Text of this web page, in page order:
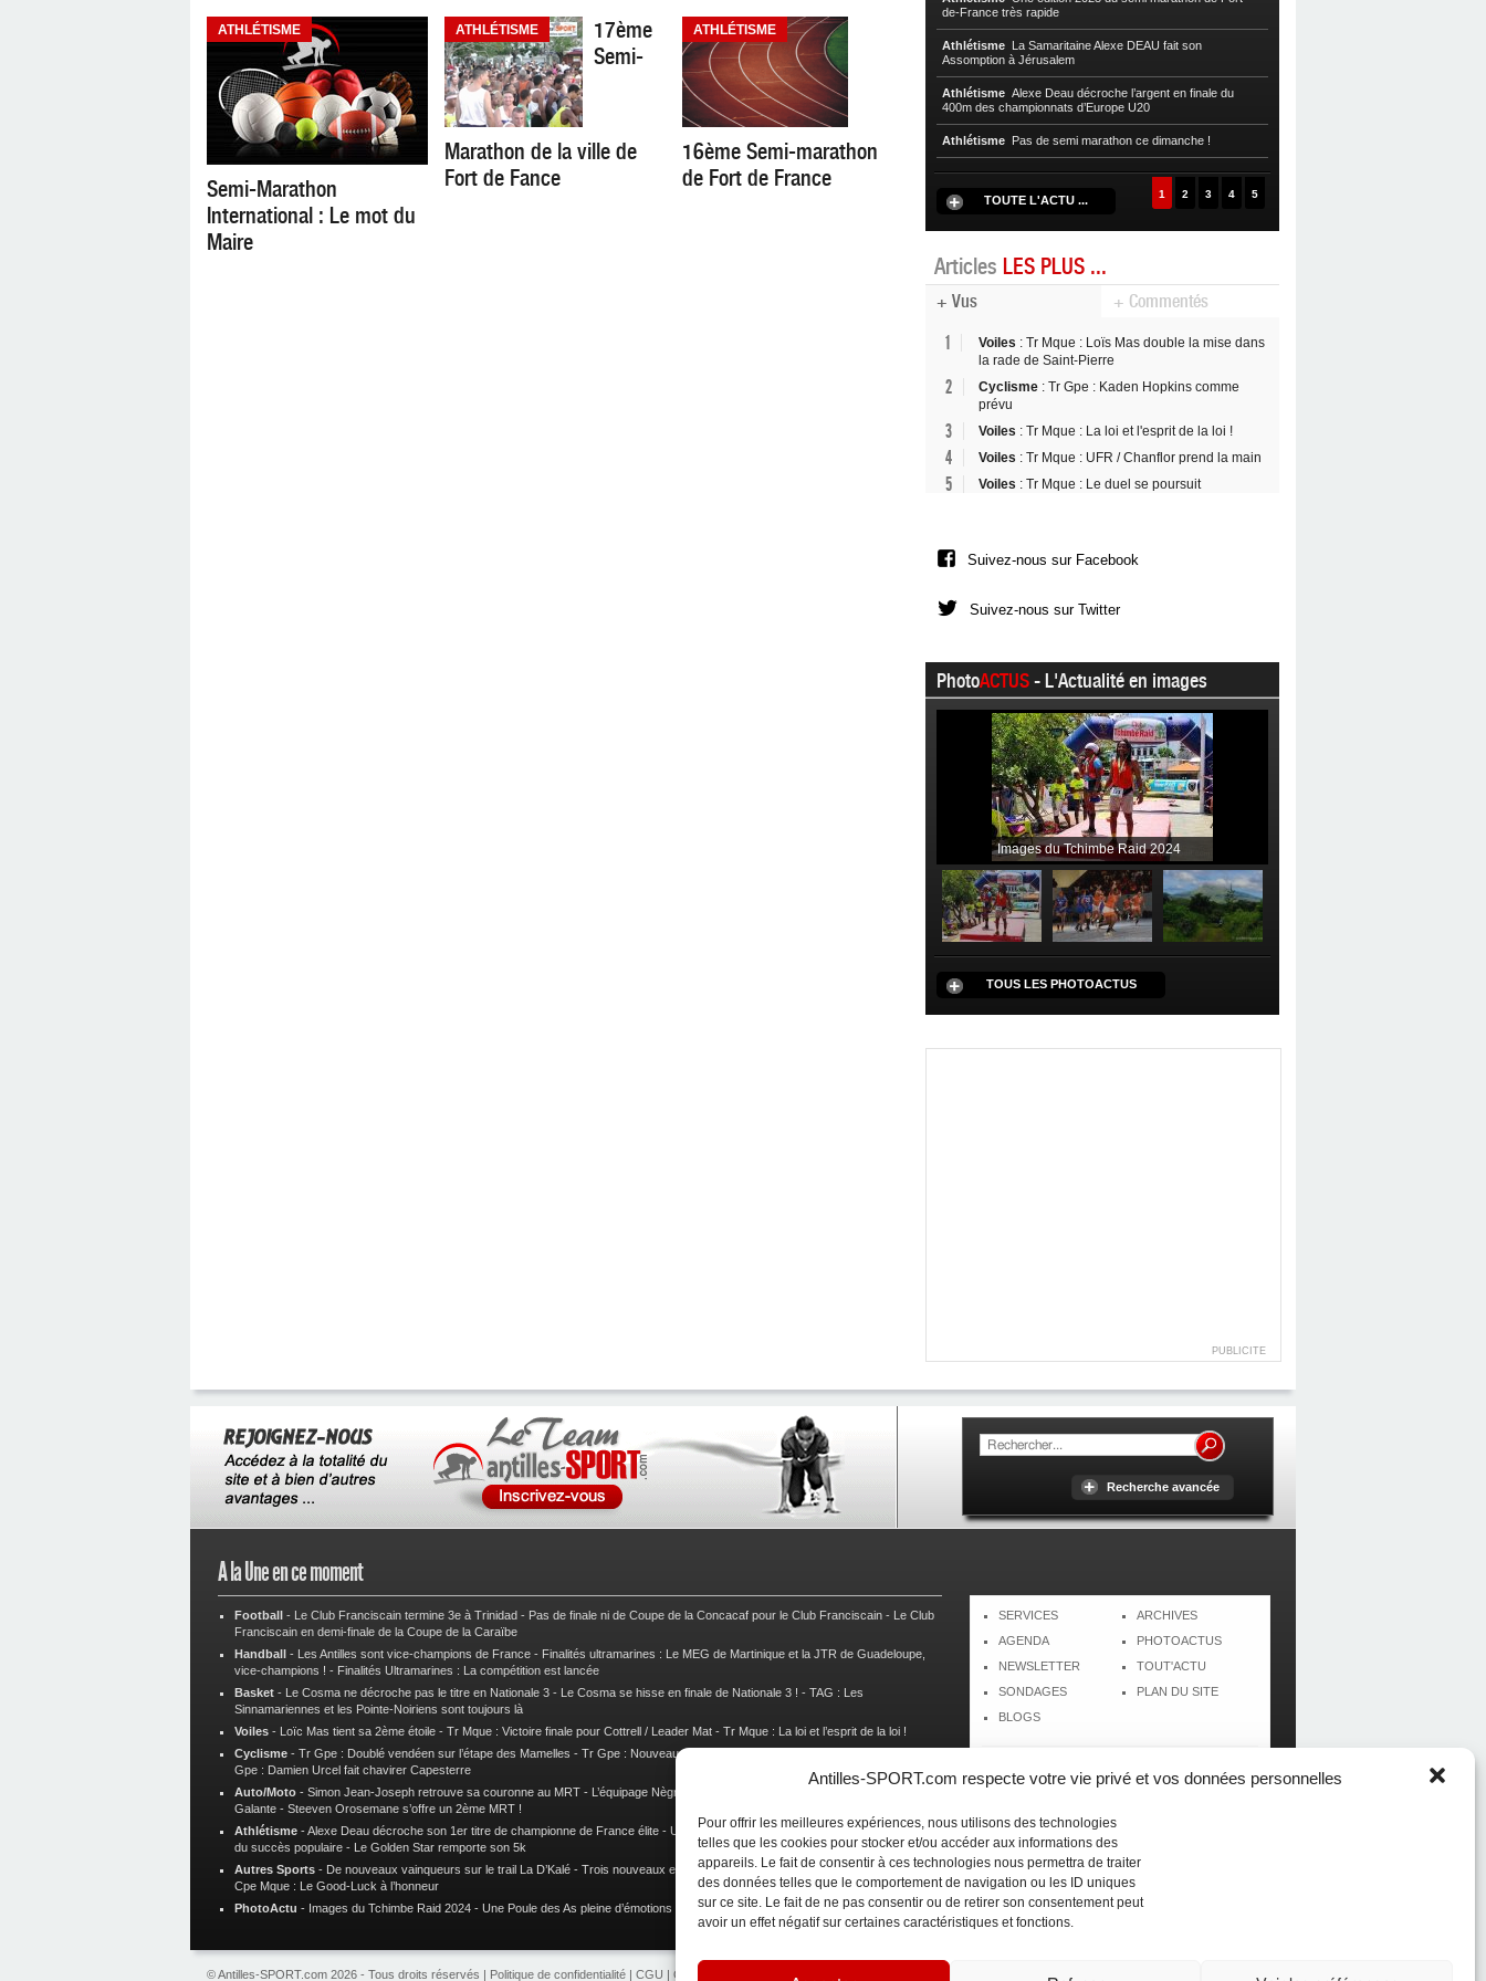
Antilles-SPORT.com respecte votre vie privé et vos données personnelles
Pour offrir les meilleures expériences, nous utilisons des technologies
telles que les cookies pour stocker et/ou accéder aux informations des
appareils. Le fait de consentir à ces technologies nous permettra de traiter
des données telles que le comportement de navigation ou les ID uniques
sur ce site. Le fait de ne pas consentir ou de retirer son consentement peut
avoir un effet négatif sur certaines caractéristiques et fonctions.
ATHLÉTISME
Semi-Marathon
International : Le mot du
Maire
ATHLÉTISME
17ème
Semi-
Marathon de la ville de
Fort de Fance
ATHLÉTISME
16ème Semi-marathon
de Fort de France
de-France très rapide
Athlétisme La Samaritaine Alexe DEAU fait son
Assomption à Jérusalem
Athlétisme Alexe Deau décroche l’argent en finale du
400m des championnats d’Europe U20
Athlétisme Pas de semi marathon ce dimanche !
TOUTE L'ACTU ... 1 2 3 4 5
Articles LES PLUS ...
+ Vus + Commentés
1 Voiles : Tr Mque : Loïs Mas double la mise dans
la rade de Saint-Pierre
2 Cyclisme : Tr Gpe : Kaden Hopkins comme
prévu
3 Voiles : Tr Mque : La loi et l'esprit de la loi !
4 Voiles : Tr Mque : UFR / Chanflor prend la main
5 Voiles : Tr Mque : Le duel se poursuit
Suivez-nous sur Facebook
Suivez-nous sur Twitter
PhotoACTUS- L'Actualité en images
Images du Tchimbe Raid 2024
TOUS LES PHOTOACTUS
PUBLICITE
Recherche avancée
A la Une en ce moment
Football - Le Club Franciscain termine 3e à Trinidad - Pas de finale ni de Coupe de la Concacaf pour le Club Franciscain - Le Club
Franciscain en demi-finale de la Coupe de la Caraïbe
Handball - Les Antilles sont vice-champions de France - Finalités ultramarines : Le MEG de Martinique et la JTR de Guadeloupe,
vice-champions ! - Finalités Ultramarines : La compétition est lancée
Basket - Le Cosma ne décroche pas le titre en Nationale 3 - Le Cosma se hisse en finale de Nationale 3 ! - TAG : Les
Sinnamariennes et les Pointe-Noiriens sont toujours là
Voiles - Loïc Mas tient sa 2ème étoile - Tr Mque : Victoire finale pour Cottrell / Leader Mat - Tr Mque : La loi et l’esprit de la loi !
Cyclisme - Tr Gpe : Doublé vendéen sur l’étape des Mamelles - Tr Gpe : Nouveau changement de leader, Damien Urcel out
Gpe : Damien Urcel fait chavirer Capesterre
Auto/Moto - Simon Jean-Joseph retrouve sa couronne au MRT - L’équipage Nègre – Gérard remporte le 9e rallye du Pays Marie-
Galante - Steeven Orosemane s’offre un 2ème MRT !
Athlétisme -Alexe Deau décroche son 1er titre de championne de France élite - Un semi marathon sous le signe de la chaleur et
du succès populaire - Le Golden Star remporte son 5k
Autres Sports - De nouveaux vainqueurs sur le trail La D’Kalé - Trois nouveaux et un habitué au palmarès du Trail des Trésors-
Cpe Mque : Le Good-Luck à l’honneur
PhotoActu - Images du Tchimbe Raid 2024 - Une Poule des As pleine d’émotions ! Images de la Woulib 113 X-Trem
SERVICES
AGENDA
NEWSLETTER
SONDAGES
BLOGS
ARCHIVES
PHOTOACTUS
TOUT'ACTU
PLAN DU SITE
© Antilles-SPORT.com 2026 - Tous droits réservés | Politique de confidentialité | CGU | CGV